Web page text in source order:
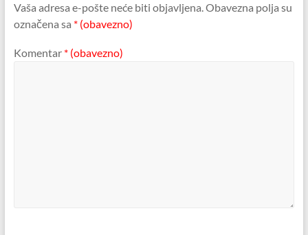
Vaša adresa e-pošte neće biti objavljena.Obavezna polja su
označena sa * (obavezno)
Komentar * (obavezno)